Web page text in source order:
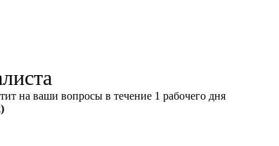
на ваши вопросы в течение 1 рабочего дня